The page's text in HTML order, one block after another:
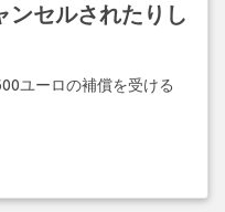
ンセルされたりし
ユーロの補償を受ける